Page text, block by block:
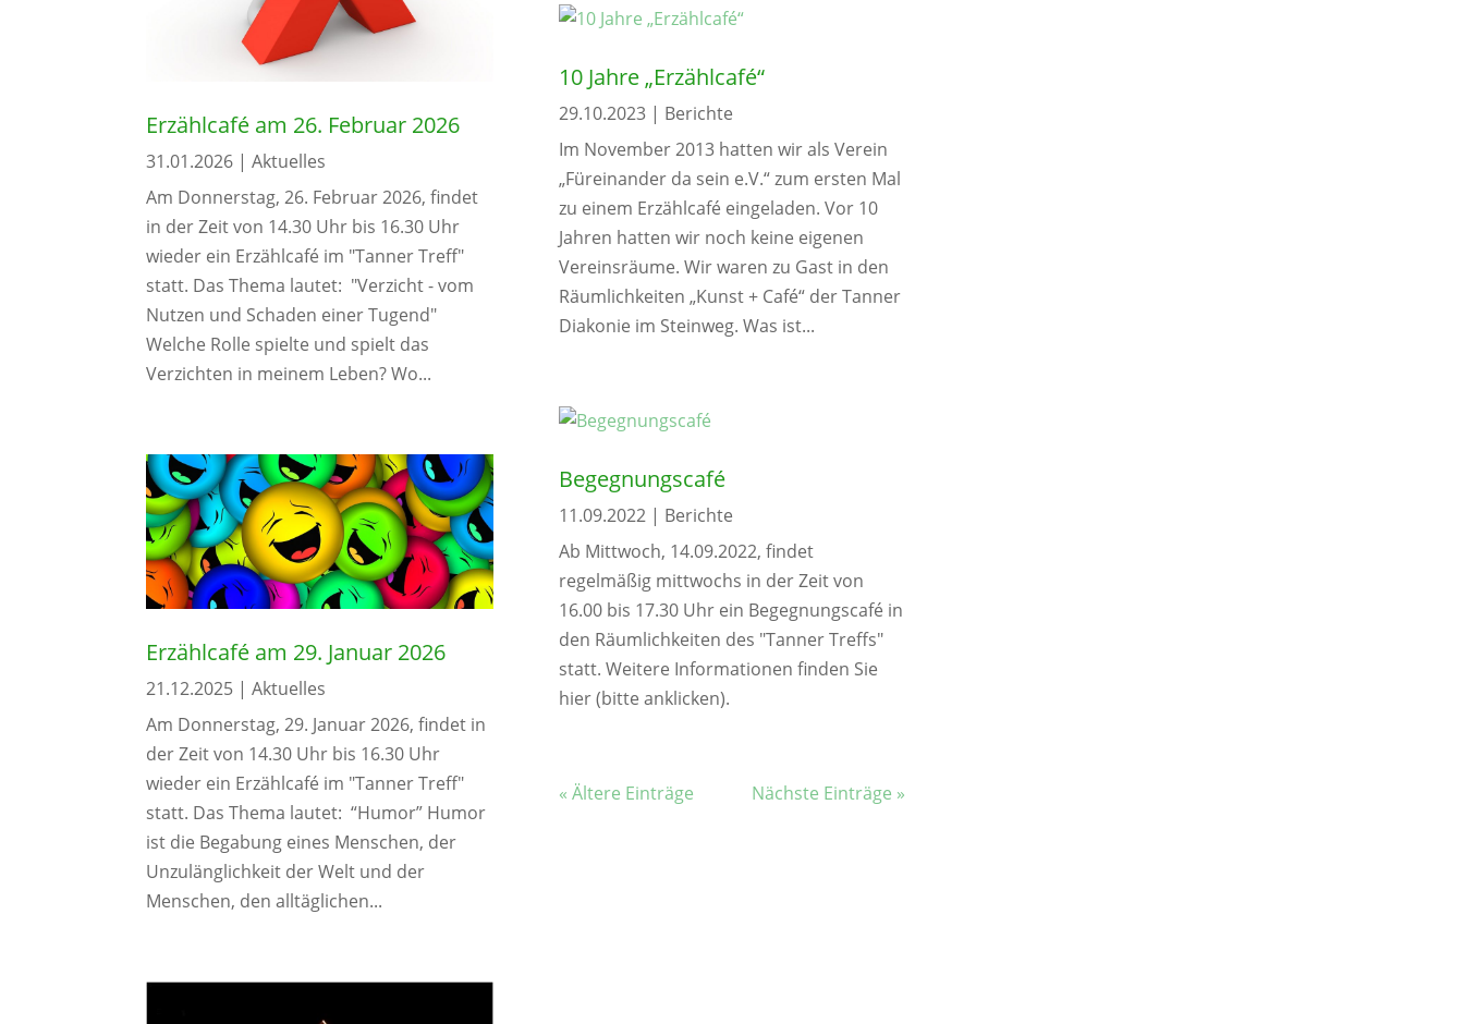
Erzählcafé am 26. Februar 2026
31.01.2026 |Aktuelles
Am Donnerstag, 26. Februar 2026, findet
in der Zeit von 14.30 Uhr bis 16.30 Uhr
wieder ein Erzählcafé im "Tanner Treff"
statt. Das Thema lautet: "Verzicht - vom
Nutzen und Schaden einer Tugend"
Welche Rolle spielte und spielt das
Verzichten in meinem Leben? Wo...
Erzählcafé am 29. Januar 2026
21.12.2025 |Aktuelles
Am Donnerstag, 29. Januar 2026, findet in
der Zeit von 14.30 Uhr bis 16.30 Uhr
wieder ein Erzählcafé im "Tanner Treff"
statt. Das Thema lautet: “Humor” Humor
ist die Begabung eines Menschen, der
Unzulänglichkeit der Welt und der
Menschen, den alltäglichen...
10 Jahre „Erzählcafé“
29.10.2023| Berichte
Im November 2013 hatten wir als Verein
„Füreinander da sein e.V.“ zum ersten Mal
zu einem Erzählcafé eingeladen. Vor 10
Jahren hatten wir noch keine eigenen
Vereinsräume. Wir waren zu Gast in den
Räumlichkeiten „Kunst + Café“ der Tanner
Diakonie im Steinweg. Was ist...
Begegnungscafé
11.09.2022| Berichte
Ab Mittwoch, 14.09.2022, findet
regelmäßig mittwochs in der Zeit von
16.00 bis 17.30 Uhr ein Begegnungscafé in
den Räumlichkeiten des "Tanner Treffs"
statt. Weitere Informationen finden Sie
hier (bitte anklicken).
« Ältere Einträge Nächste Einträge »